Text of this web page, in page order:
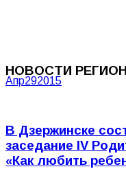
НОВОСТИ
Апр292015
В Дзержинске
заседание IV
«Как любить